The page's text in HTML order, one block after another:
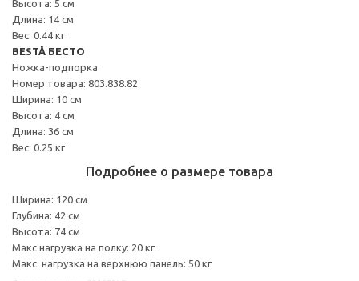
Высота: 5 см
Длина: 14 см
Вес: 0.44 кг
BESTÅ БЕСТО
Ножка-подпорка
Номер товара: 803.838.82
Ширина: 10 см
Высота: 4 см
Длина: 36 см
Вес: 0.25 кг
Подробнее о размере товара
Ширина: 120 см
Глубина: 42 см
Высота: 74 см
Макс нагрузка на полку: 20 кг
Макс. нагрузка на верхнюю панель: 50 кг